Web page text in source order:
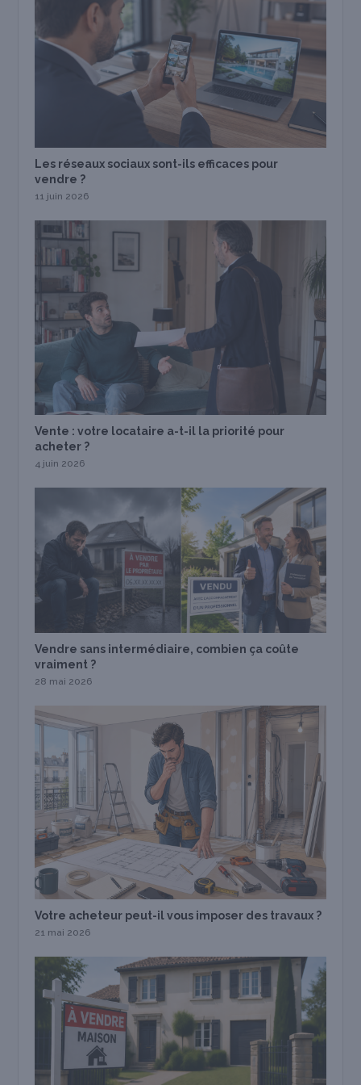
Les réseaux sociaux sont-ils efficaces pour
vendre ?
11 juin 2026
Vente : votre locataire a-t-il la priorité pour
acheter ?
4 juin 2026
Vendre sans intermédiaire, combien ça coûte
vraiment ?
28 mai 2026
Votre acheteur peut-il vous imposer des travaux ?
21 mai 2026